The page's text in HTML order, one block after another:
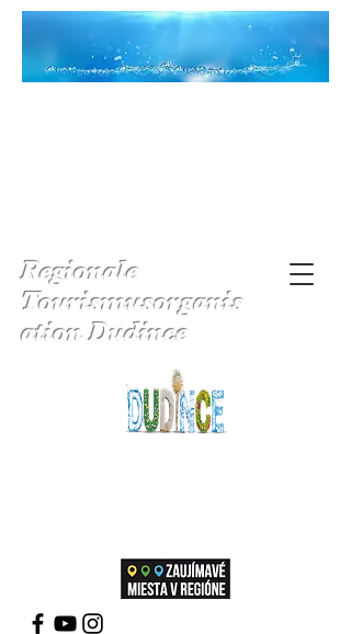
Regionale
Tourismusorganis
ation Dudince